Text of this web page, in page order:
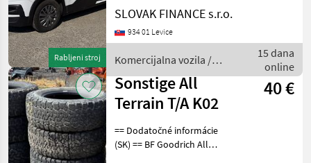
Rabljeni stroj
5 diesel r.v.03/2023, 122 261
km, EURO 6, 75 kW, 1499
cm3, manuál 6st, 5 miest na
rá
SLOVAK FINANCE s.r.o.
934 01 Levice
Komercijalna vozila /
Peugeot
15 dana
online
Sonstige All
Terrain T/A K02
40 €
== Dodatočné informácie
(SK) == BF Goodrich All